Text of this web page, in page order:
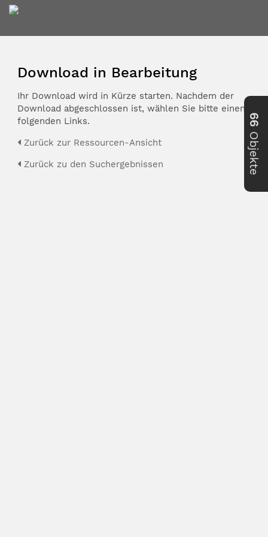
Download in Bearbeitung
Ihr Download wird in Kürze starten. Nachdem der
Download abgeschlossen ist, wählen Sie bitte einen der
folgenden Links.
Zurück zur Ressourcen-Ansicht
Zurück zu den Suchergebnissen
66
Objekte